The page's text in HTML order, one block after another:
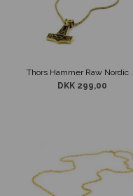
DKK 299,00